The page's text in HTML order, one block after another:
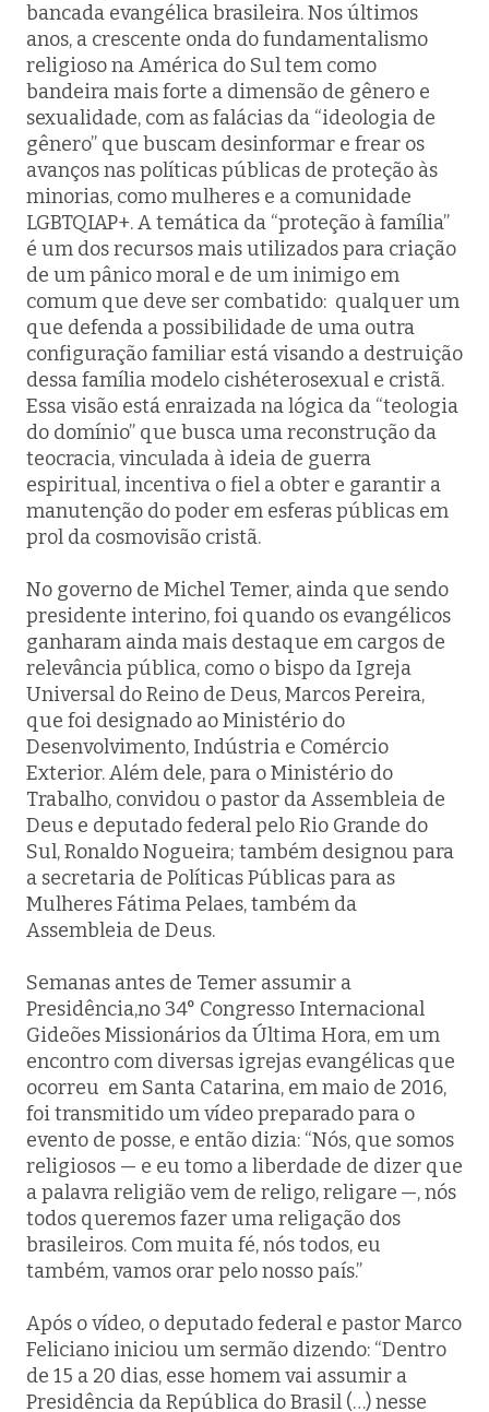
bancada evangélica brasileira. Nos últimos
anos, a crescente onda do fundamentalismo
religioso na América do Sul tem como
bandeira mais forte a dimensão de gênero e
sexualidade, com as falácias da “ideologia de
gênero” que buscam desinformar e frear os
avanços nas políticas públicas de proteção às
minorias, como mulheres e a comunidade
LGBTQIAP+. A temática da “proteção à família”
é um dos recursos mais utilizados para criação
de um pânico moral e de um inimigo em
comum que deve ser combatido: qualquer um
que defenda a possibilidade de uma outra
configuração familiar está visando a destruição
dessa família modelo cishéterosexual e cristã.
Essa visão está enraizada na lógica da “teologia
do domínio” que busca uma reconstrução da
teocracia, vinculada à ideia de guerra
espiritual, incentiva o fiel a obter e garantir a
manutenção do poder em esferas públicas em
prol da cosmovisão cristã.
No governo de Michel Temer, ainda que sendo
presidente interino, foi quando os evangélicos
ganharam ainda mais destaque em cargos de
relevância pública, como o bispo da Igreja
Universal do Reino de Deus, Marcos Pereira,
que foi designado ao Ministério do
Desenvolvimento, Indústria e Comércio
Exterior. Além dele, para o Ministério do
Trabalho, convidou o pastor da Assembleia de
Deus e deputado federal pelo Rio Grande do
Sul, Ronaldo Nogueira; também designou para
a secretaria de Políticas Públicas para as
Mulheres Fátima Pelaes, também da
Assembleia de Deus.
Semanas antes de Temer assumir a
Presidência,no 34° Congresso Internacional
Gideões Missionários da Última Hora, em um
encontro com diversas igrejas evangélicas que
ocorreu em Santa Catarina, em maio de 2016,
foi transmitido um vídeo preparado para o
evento de posse, e então dizia: “Nós, que somos
religiosos — e eu tomo a liberdade de dizer que
a palavra religião vem de religo,religare —, nós
todos queremos fazer uma religação dos
brasileiros. Com muita fé, nós todos, eu
também, vamos orar pelo nosso país.”
Após o vídeo, o deputado federal e pastor Marco
Feliciano iniciou um sermão dizendo: “Dentro
de 15 a 20 dias, esse homem vai assumir a
Presidência da República do Brasil (…) nesse